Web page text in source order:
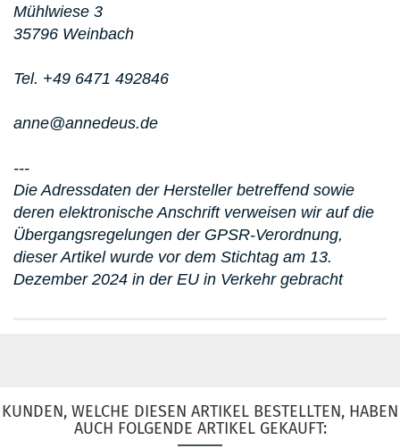
Mühlwiese 3
35796 Weinbach
Tel. +49 6471 492846
anne@annedeus.de
---
Die Adressdaten der Hersteller betreffend sowie
deren elektronische Anschrift verweisen wir auf die
Übergangsregelungen der GPSR-Verordnung,
dieser Artikel wurde vor dem Stichtag am 13.
Dezember 2024 in der EU in Verkehr gebracht
KUNDEN, WELCHE DIESEN ARTIKEL BESTELLTEN, HABEN
AUCH FOLGENDE ARTIKEL GEKAUFT: